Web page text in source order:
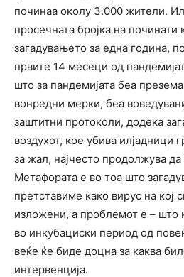
починаа околу 3.000 жители.
просечната бројка на
загадувањето за една година,
првите 14 месеци од
што за пандемијата беа
вонредни мерки, беа
заштитни протоколи, додека
воздухот, кое убива илјадници
за жал, најчесто продолжува
Метафората е во тоа што
претставиме како вирус на кој
изложени, а проблемот е – што
во инкубациски период од
веќе ќе биде доцна за каква
интервенција.